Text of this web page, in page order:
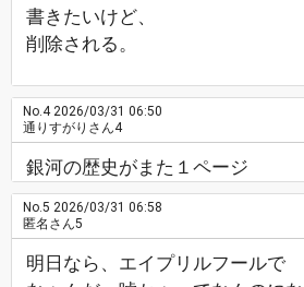
書きたいけど、
削除される。
No.42026/03/31 06:50
通りすがりさん4
銀河の歴史がまた１ページ
No.5 2026/03/31 06:58
匿名さん5
明日なら、エイプリルフールで